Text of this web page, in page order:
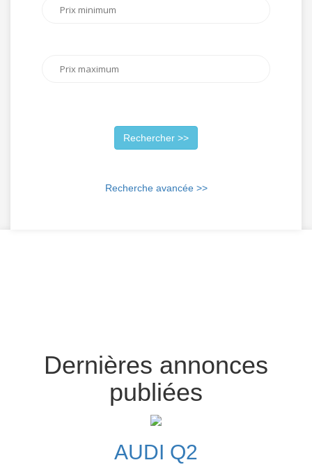
Recherche avancée >>
Dernières annonces
publiées
AUDI Q2